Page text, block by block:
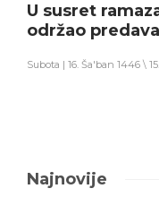
U susret
održao
Subota | 16. Ša'ban 1446 \
Najnovije